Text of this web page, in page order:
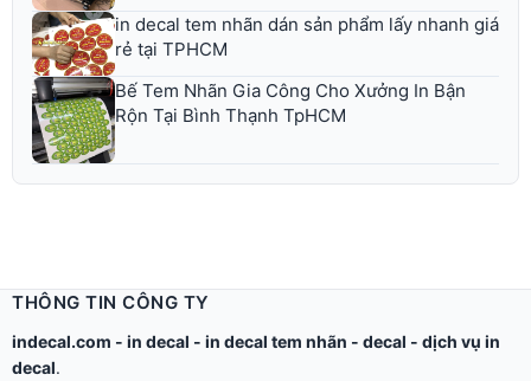
in decal tem nhãn dán sản phẩm lấy nhanh giá
rẻ tại TPHCM
Bế Tem Nhãn Gia Công Cho Xưởng In Bận
Rộn Tại Bình Thạnh TpHCM
THÔNG TIN CÔNG TY
indecal.com - in decal - in decal tem nhãn - decal - dịch vụ in
decal.